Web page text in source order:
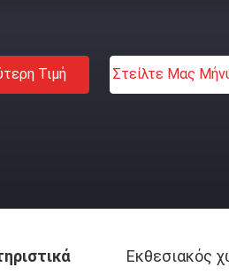
Τιμή Στείλτε Μας
Εκθεσιακός